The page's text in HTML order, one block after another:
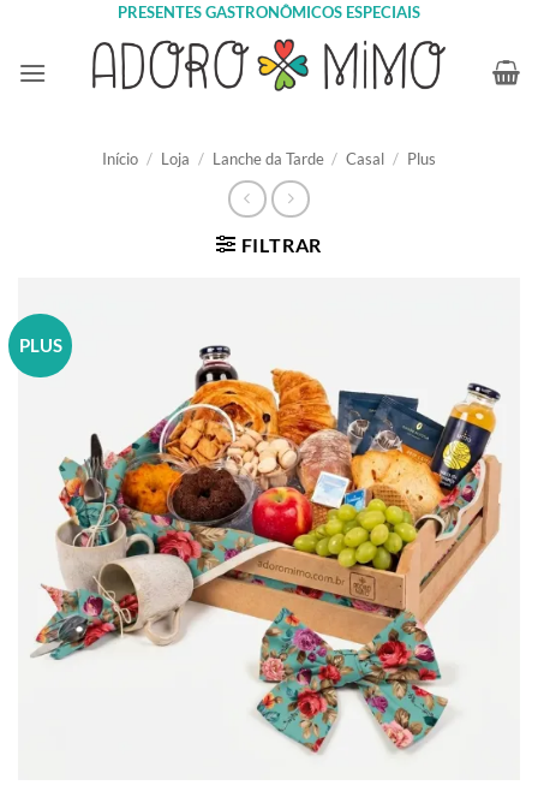
content
PRESENTES GASTRONÔMICOS ESPECIAIS
Início / Loja / Lanche da Tarde / Casal / Plus
FILTRAR
PLUS